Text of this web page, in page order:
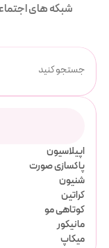
اپیلاسیون
پاکسازی صورت
شنیون
کراتین
کوتاهی مو
مانیکور
میکاپ
شبکه های اجتماعی :